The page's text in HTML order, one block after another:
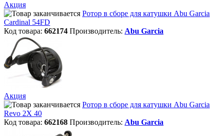
Акция
Ротор в сборе для катушки Abu Garcia
Cardinal 54FD
Код товара: 662174 Производитель: Abu Garcia
Акция
Ротор в сборе для катушки Abu Garcia
Revo 2X 40
Код товара: 662168 Производитель: Abu Garcia